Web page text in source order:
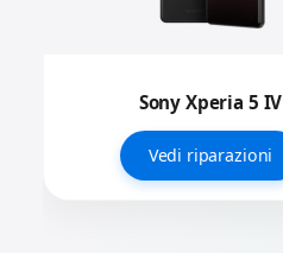
Sony Xperia 5 IV
Vedi riparazioni